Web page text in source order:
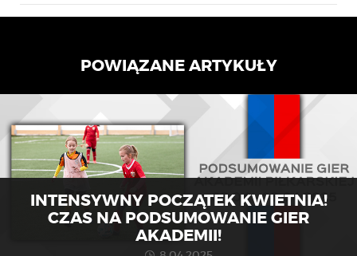
POWIĄZANE ARTYKUŁY
INTENSYWNY POCZĄTEK KWIETNIA!
CZAS NA PODSUMOWANIE GIER
AKADEMII!